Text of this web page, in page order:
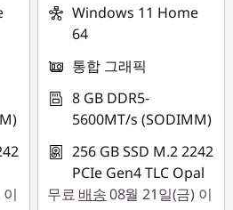
Windows 11 Home
64
통합 그래픽
8 GB DDR5-
5600MT/s (SODIMM)
256 GB SSD M.2 2242
PCIe Gen4 TLC Opal
무료 배송08월 21일(금) 이